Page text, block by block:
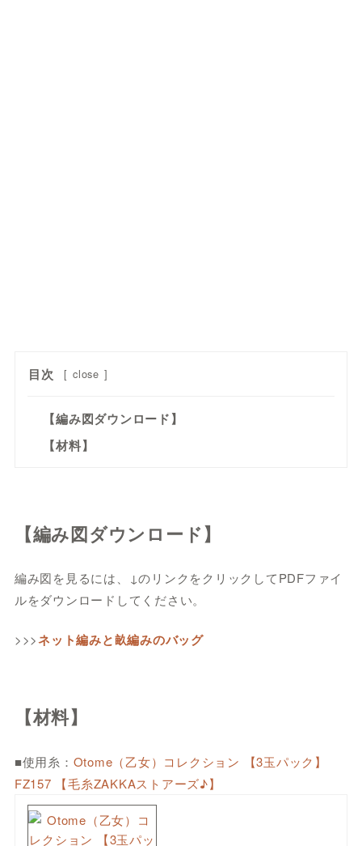
目次 [ close ]
【編み図ダウンロード】
【材料】
【編み図ダウンロード】
編み図を見るには、↓のリンクをクリックしてPDFファイ
ルをダウンロードしてください。
>>>ネット編みと畝編みのバッグ
【材料】
■使用糸： Otome（乙女）コレクション 【3玉パック】
FZ157 【毛糸ZAKKAストアーズ♪】